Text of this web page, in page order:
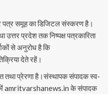
पत्र समूह का डिजिटल संस्करण है।
प्रदेश तक निष्पक्ष पत्रकारिता
से अनुरोध है कि
देते रहें।
तथा प्रेरणा है।संस्थापक संपादक स्व-
में amritvarshanews.in के संपादक